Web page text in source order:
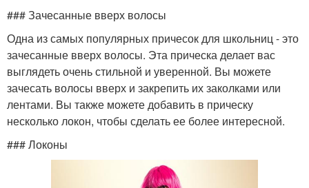
### Зачесанные вверх волосы
Одна из самых популярных причесок для школьниц - это
зачесанные вверх волосы. Эта прическа делает вас
выглядеть очень стильной и уверенной. Вы можете
зачесать волосы вверх и закрепить их заколками или
лентами. Вы также можете добавить в прическу
несколько локон, чтобы сделать ее более интересной.
### Локоны